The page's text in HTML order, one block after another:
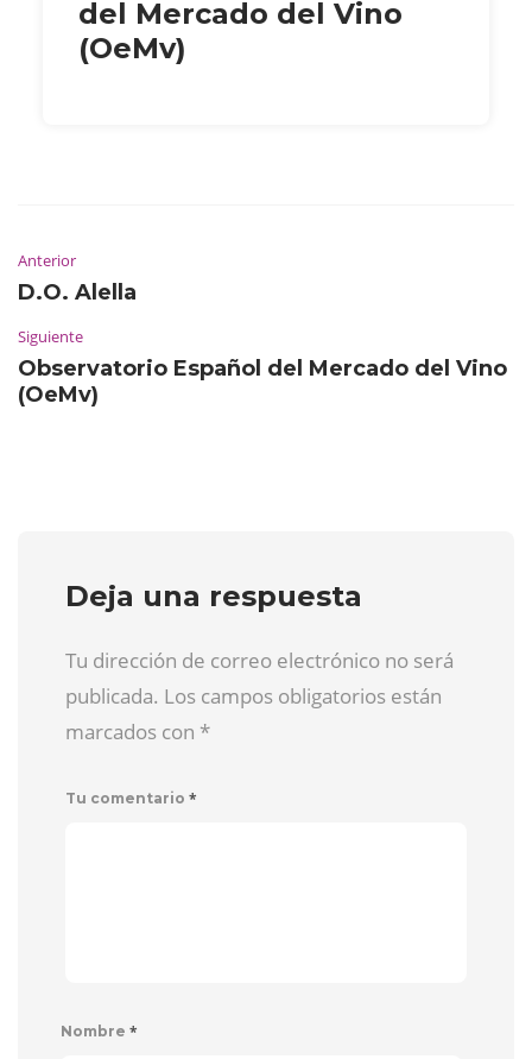
del Mercado del Vino
(OeMv)
Anterior
D.O. Alella
Siguiente
Observatorio Español del Mercado del Vino
(OeMv)
Deja una respuesta
Tu dirección de correo electrónico no será
publicada. Los campos obligatorios están
marcados con *
Tu comentario *
Nombre *